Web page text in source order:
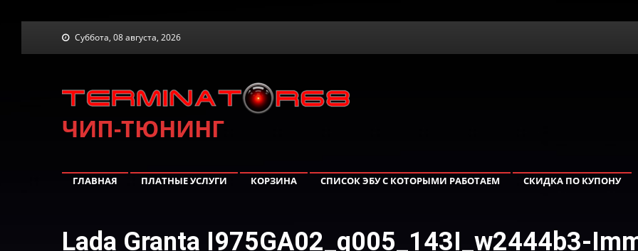
Суббота, 08 августа, 2026
ЧИП-ТЮНИНГ
ГЛАВНАЯ ПЛАТНЫЕ УСЛУГИ КОРЗИНА СПИСОК ЭБУ С КОТОРЫМИ РАБОТАЕМ СКИДКА ПО КУПОНУ
Lada Granta I975GA02_g005_143I_w2444b3-